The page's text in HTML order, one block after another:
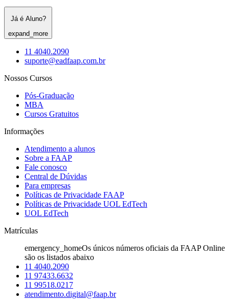
Já é Aluno?
expand_more
11 4040.2090
suporte@eadfaap.com.br
Nossos Cursos
Pós-Graduação
MBA
Cursos Gratuitos
Informações
Atendimento a alunos
Sobre a FAAP
Fale conosco
Central de Dúvidas
Para empresas
Políticas de Privacidade FAAP
Políticas de Privacidade UOL EdTech
UOL EdTech
Matrículas
emergency_homeOs únicos números oficiais da FAAP Online
são os listados abaixo
11 4040.2090
11 97433.6632
11 99518.0217
atendimento.digital@faap.br